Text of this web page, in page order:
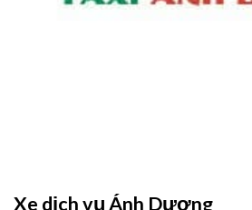
Xe dịch vụ Ánh Dương